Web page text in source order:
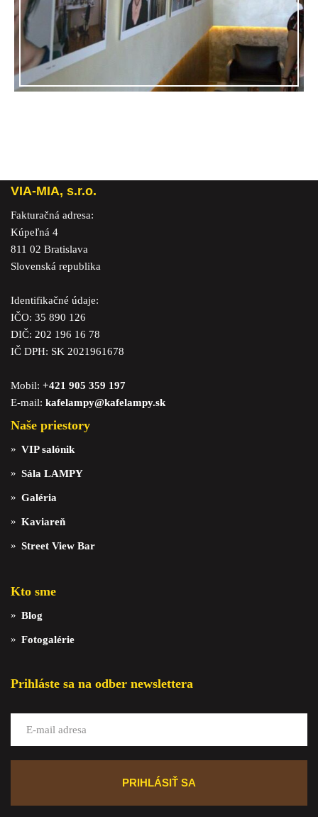
VIA-MIA, s.r.o.
Fakturačná adresa:
Kúpeľná 4
811 02 Bratislava
Slovenská republika
Identifikačné údaje:
IČO: 35 890 126
DIČ: 202 196 16 78
IČ DPH: SK 2021961678
Mobil: +421 905 359 197
E-mail: kafelampy@kafelampy.sk
Naše priestory
VIP salónik
Sála LAMPY
Galéria
Kaviareň
Street View Bar
Kto sme
Blog
Fotogalérie
Prihláste sa na odber newslettera